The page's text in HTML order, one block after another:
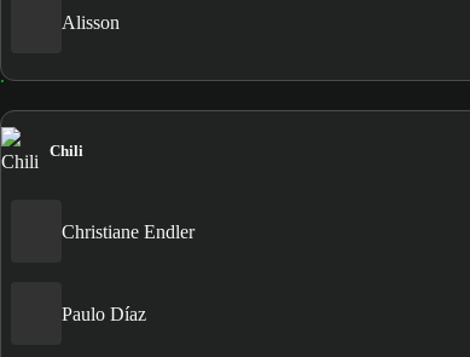
Alisson
Chili
Christiane Endler
Paulo Díaz